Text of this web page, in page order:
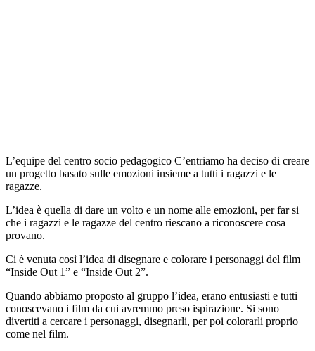
L’equipe del centro socio pedagogico C’entriamo ha deciso di creare
un progetto basato sulle emozioni insieme a tutti i ragazzi e le
ragazze.
L’idea è quella di dare un volto e un nome alle emozioni, per far si
che i ragazzi e le ragazze del centro riescano a riconoscere cosa
provano.
Ci è venuta così l’idea di disegnare e colorare i personaggi del film
“Inside Out 1” e “Inside Out 2”.
Quando abbiamo proposto al gruppo l’idea, erano entusiasti e tutti
conoscevano i film da cui avremmo preso ispirazione. Si sono
divertiti a cercare i personaggi, disegnarli, per poi colorarli proprio
come nel film.